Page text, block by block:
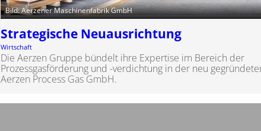
Bild: Aerzener Maschinenfabrik GmbH
Strategische Neuausrichtung
Wirtschaft
Die Aerzen Gruppe bündelt ihre Expertise im Bereich der
Prozessgasförderung und -verdichtung in der neu
Aerzen Process Gas GmbH.